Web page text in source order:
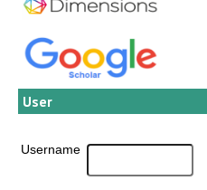
User
Username